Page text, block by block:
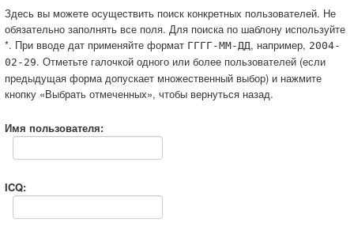
Вход
Здесь вы можете осуществить поиск конкретных пользователей. Не
обязательно заполнять все поля. Для поиска по шаблону используйте
*. При вводе дат применяйте формат ГГГГ-ММ-ДД, например, 2004-
02-29. Отметьте галочкой одного или более пользователей (если
предыдущая форма допускает множественный выбор) и нажмите
кнопку «Выбрать отмеченных», чтобы вернуться назад.
Имя пользователя:
ICQ: